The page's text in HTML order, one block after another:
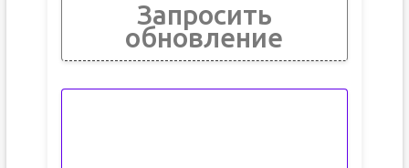
Запросить
обновление